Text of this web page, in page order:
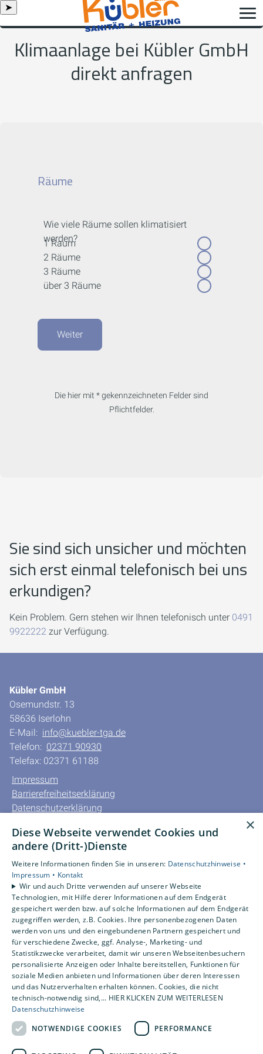
➤
Klimaanlage bei Kübler GmbH
direkt anfragen
Räume
Wie viele Räume sollen klimatisiert
werden?
1 Raum
2 Räume
3 Räume
über 3 Räume
Weiter
Die hier mit * gekennzeichneten Felder sind
Pflichtfelder.
Sie sind sich unsicher und möchten
sich erst einmal telefonisch bei uns
erkundigen?
Kein Problem. Gern stehen wir Ihnen telefonisch unter 0491
9922222 zur Verfügung.
Kübler GmbH
Osemundstr. 13
58636 Iserlohn
E-Mail: info@kuebler-tga.de
Telefon: 02371 90930
Telefax: 02371 61188
Impressum
Barrierefreiheitserklärung
Datenschutzerklärung
Unsere Bereiche
Privatkunden
Gewerbekunden
Karriere
Unternehmen
Kontakt
Um externe HTML-Inhalte anzuzeigen, benötigen wir
Ihre Einwilligung.
Weitere Informationen finden Sie in unserer
Datenschutzerklärung.
Cookie-Einstellungen öffnen
×
Diese Webseite verwendet Cookies und
andere (Dritt-)Dienste
Weitere Informationen finden Sie in unseren: Datenschutzhinweise •
Impressum • Kontakt
Wir und auch Dritte verwenden auf unserer Webseite
Technologien, mit Hilfe derer Informationen auf dem Endgerät
gespeichert werden bzw. auf solche Informationen auf dem Endgerät
zugegriffen werden, z.B. Cookies. Ihre personenbezogenen Daten
werden von uns und den eingebundenen Partnern gespeichert und
für verschiedene Zwecke, ggf. Analyse-, Marketing- und
Statistikzwecke verarbeitet, damit wir unseren Webseitenbesuchern
personalisierte Anzeigen oder Inhalte bereitstellen, Funktionen für
soziale Medien anbieten und Informationen über deren Interessen
und das Nutzerverhalten erhalten können. Cookies, die nicht
technisch-notwendig sind,... HIER KLICKEN ZUM WEITERLESEN
Datenschutzhinweise
NOTWENDIGE COOKIES
PERFORMANCE